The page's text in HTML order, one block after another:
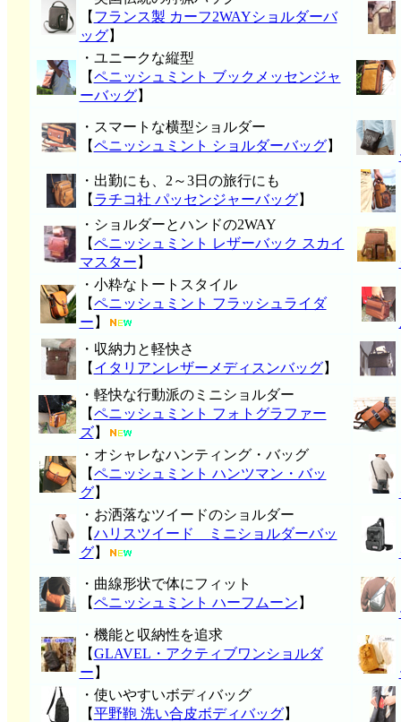
【 フランス製 カーフ2WAYショルダーバ
ッグ】
・ユニークな縦型
【ペニッシュミント ブックメッセンジャ
ーバッグ】
・スマートな横型ショルダー
【ペニッシュミント ショルダーバッグ】
・出勤にも、2～3日の旅行にも
【 ラチコ社 パッセンジャーバッグ】
・ショルダーとハンドの2WAY
【ペニッシュミント レザーバック スカイ
マスター 】
・小粋なトートスタイル
【ペニッシュミント フラッシュライダ
ー 】
・収納力と軽快さ
【 イタリアンレザーメディスンバッグ】
・軽快な行動派のミニショルダー
【ペニッシュミント フォトグラファー
ズ】
・オシャレなハンティング・バッグ
【ペニッシュミント ハンツマン・バッ
グ】
・お洒落なツイードのショルダー
【ハリスツイード ミニショルダーバッ
グ】
・曲線形状で体にフィット
【ペニッシュミント ハーフムーン 】
・機能と収納性を追求
【GLAVEL・アクティブワンショルダ
ー 】
・使いやすいボディバッグ
【平野鞄 洗い合皮ボディバッグ】